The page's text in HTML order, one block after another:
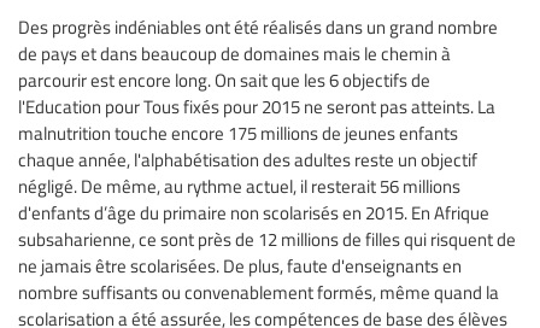
Des progrès indéniables ont été réalisés dans un grand nombre
de pays et dans beaucoup de domaines mais le chemin à
parcourir est encore long. On sait que les 6 objectifs de
l'Education pour Tous fixés pour 2015 ne seront pas atteints. La
malnutrition touche encore 175 millions de jeunes enfants
chaque année, l'alphabétisation des adultes reste un objectif
négligé. De même, au rythme actuel, il resterait 56 millions
d'enfants d’âge du primaire non scolarisés en 2015. En Afrique
subsaharienne, ce sont près de 12 millions de filles qui risquent de
ne jamais être scolarisées. De plus, faute d'enseignants en
nombre suffisants ou convenablement formés, même quand la
scolarisation a été assurée, les compétences de base des élèves